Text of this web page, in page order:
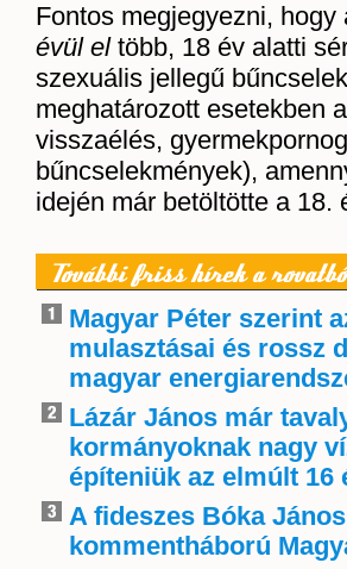
Fontos megjegyezni,
évül eltöbb, 18 év alatti
szexuális jellegű
meghatározott esetekben
visszaélés,
bűncselekmények),
idején már betöltötte a 18.
További friss hírek a
Magyar Péter szerint
mulasztásai és rossz
magyar
Lázár János már
kormányoknak nagy
építeniük az elmúlt 16
A fideszes Bóka
kommentháború